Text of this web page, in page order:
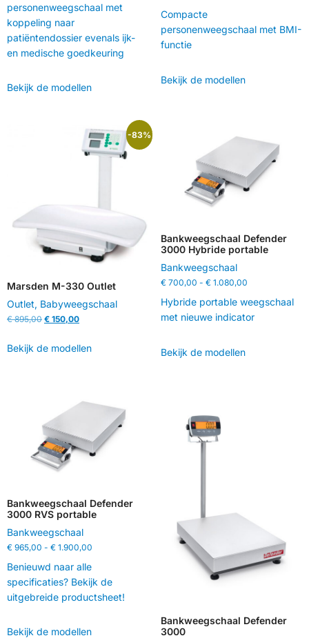
personenweegschaal met
koppeling naar
patiëntendossier evenals ijk-
en medische goedkeuring
Bekijk de modellen
Compacte
personenweegschaal met BMI-
functie
Bekijk de modellen
-83%
Marsden M-330 Outlet
Outlet, Babyweegschaal
€895,00 € 150,00
Bekijk de modellen
Bankweegschaal Defender
3000 Hybride portable
Bankweegschaal
€700,00 - €1.080,00
Hybride portable weegschaal
met nieuwe indicator
Bekijk de modellen
Bankweegschaal Defender
3000 RVS portable
Bankweegschaal
€ 965,00 - € 1.900,00
Benieuwd naar alle
specificaties? Bekijk de
uitgebreide productsheet!
Bekijk de modellen
Bankweegschaal Defender
3000